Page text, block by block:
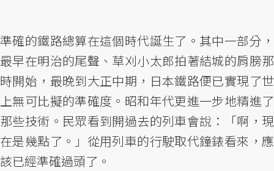
準確的鐵路總算在這個時代誕生了。其中一部分，
最早在明治的尾聲、草刈小太郎拍著結城的肩膀那
時開始，最晚到大正中期，日本鐵路便已實現了世
上無可比擬的準確度。昭和年代更進一步地精進了
那些技術。民眾看到開過去的列車會說：「啊，現
在是幾點了。」從用列車的行駛取代鐘錶看來，應
該已經準確過頭了。